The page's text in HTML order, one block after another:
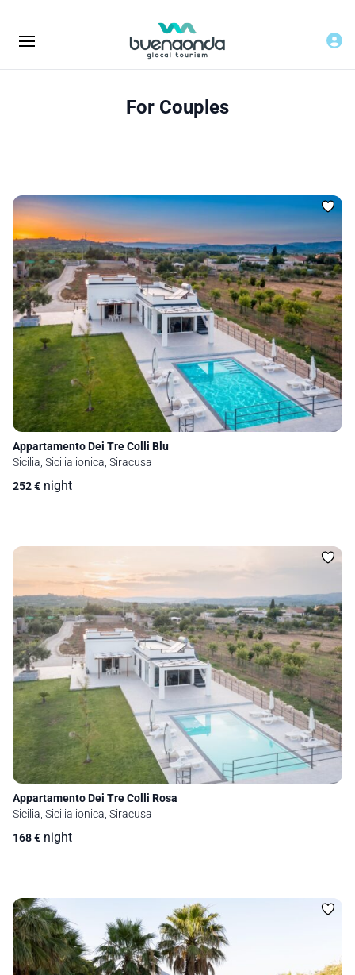
For Couples
Appartamento Dei Tre Colli Blu
Sicilia, Sicilia ionica, Siracusa
252€ night
Appartamento Dei Tre Colli Rosa
Sicilia, Sicilia ionica, Siracusa
168€ night